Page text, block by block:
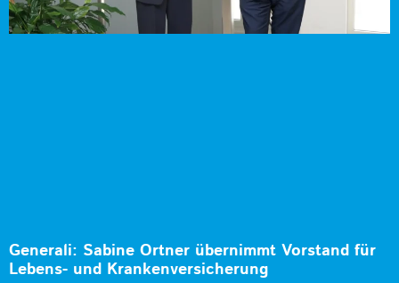
Generali: Sabine Ortner übernimmt Vorstand für
Lebens- und Krankenversicherung